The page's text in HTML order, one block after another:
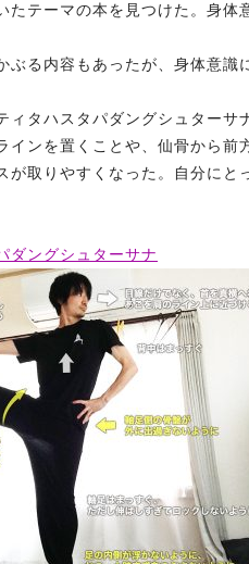
たテーマの本を見つけた。身体
ぶる内容もあったが、身体意識
ィタハスタパダングシュター
インを置くことや、仙骨から
が取りやすくなった。自分に
ダングシュターサナ